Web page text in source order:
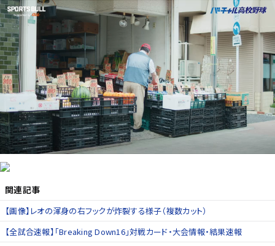
関連記事
【画像】レオの渾身の右フックが炸裂する様子（複数カット）
【全試合速報】「Breaking Down16」対戦カード・大会情報・結果速報